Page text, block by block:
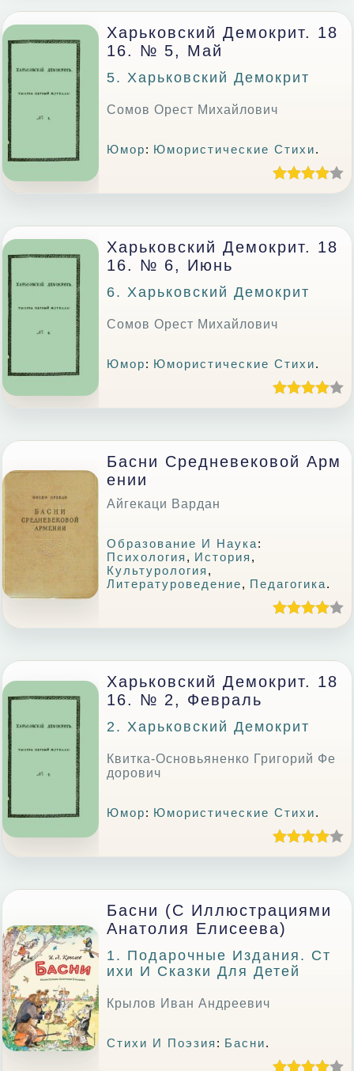
Харьковский Демокрит. 18
16. № 5, Май
5. Харьковский Демокрит
Сомов Орест Михайлович
Юмор: Юмористические Стихи.
Харьковский Демокрит. 18
16. № 6, Июнь
6. Харьковский Демокрит
Сомов Орест Михайлович
Юмор: Юмористические Стихи.
Басни Средневековой Арм
Ении
Айгекаци Вардан
Образование И Наука:
Психология , История ,
Культурология ,
Литературоведение, Педагогика.
Харьковский Демокрит. 18
16. № 2, Февраль
2. Харьковский Демокрит
Квитка-Основьяненко Григорий Фе
дорович
Юмор: Юмористические Стихи.
Басни (с Иллюстрациями
Анатолия Елисеева)
1. Подарочные Издания. Ст
Ихи И Сказки Для Детей
Крылов Иван Андреевич
Стихи И Поэзия : Басни.